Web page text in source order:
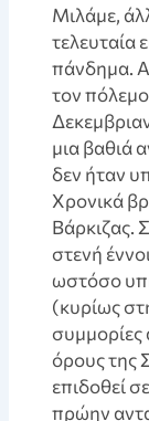
Μιλάμε,
τελευταία
πάνδημα.
τον
μια βαθιά
δεν ήταν
Χρονικά
Βάρκιζας.
στενή
ωστόσο
(κυρίως
συμμορίες
όρους της
επιδοθεί
πρώην